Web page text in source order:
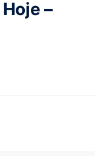
–